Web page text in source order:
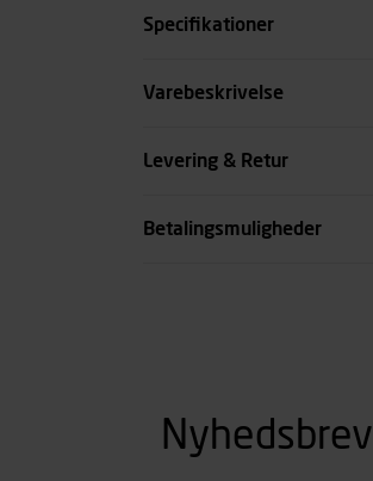
Specifikationer
Diameter mm
Varebeskrivelse
Levering & Retur
Betalingsmuligheder
Nyhedsbrev